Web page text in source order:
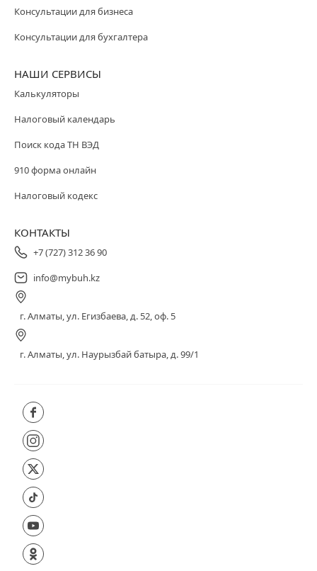
Консультации для бизнеса
Консультации для бухгалтера
НАШИ СЕРВИСЫ
Калькуляторы
Налоговый календарь
Поиск кода ТН ВЭД
910 форма онлайн
Налоговый кодекс
КОНТАКТЫ
+7 (727) 312 36 90
info@mybuh.kz
г. Алматы, ул. Егизбаева, д. 52, оф. 5
г. Алматы, ул. Наурызбай батыра, д. 99/1